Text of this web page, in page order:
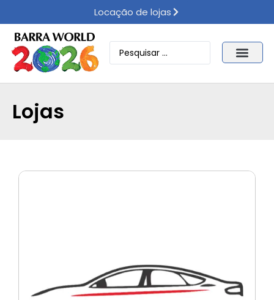
Locação de lojas
Lojas